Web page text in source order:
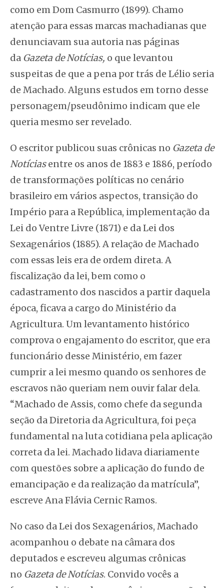
como em Dom Casmurro (1899). Chamo
atenção para essas marcas machadianas que
denunciavam sua autoria nas páginas
da Gazeta de Notícias, o que levantou
suspeitas de que a pena por trás de Lélio seria
de Machado. Alguns estudos em torno desse
personagem/pseudônimo indicam que ele
queria mesmo ser revelado.
O escritor publicou suas crônicas no Gazeta de
Notíciasentre os anos de 1883 e 1886, período
de transformações políticas no cenário
brasileiro em vários aspectos, transição do
Império para a República, implementação da
Lei do Ventre Livre (1871) e da Lei dos
Sexagenários (1885). A relação de Machado
com essas leis era de ordem direta. A
fiscalização da lei, bem como o
cadastramento dos nascidos a partir daquela
época, ficava a cargo do Ministério da
Agricultura. Um levantamento histórico
comprova o engajamento do escritor, que era
funcionário desse Ministério, em fazer
cumprir a lei mesmo quando os senhores de
escravos não queriam nem ouvir falar dela.
“Machado de Assis, como chefe da segunda
seção da Diretoria da Agricultura, foi peça
fundamental na luta cotidiana pela aplicação
correta da lei. Machado lidava diariamente
com questões sobre a aplicação do fundo de
emancipação e da realização da matrícula”,
escreve Ana Flávia Cernic Ramos.
No caso da Lei dos Sexagenários, Machado
acompanhou o debate na câmara dos
deputados e escreveu algumas crônicas
no Gazeta de Notícias. Convido vocês a